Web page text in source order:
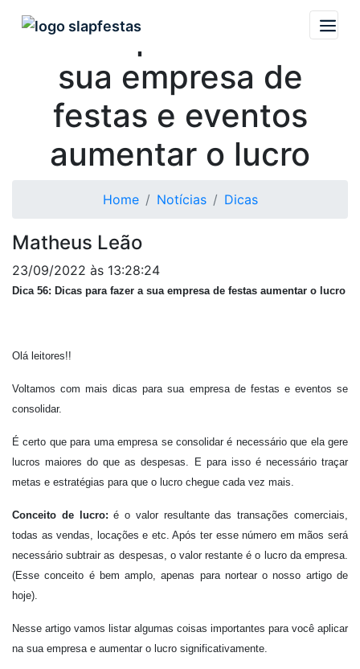
Dicas para fazer a
sua empresa de
festas e eventos
aumentar o lucro
Home Notícias Dicas
Matheus Leão
23/09/2022 às 13:28:24
Dica 56: Dicas para fazer a sua empresa de festas aumentar o lucro
Olá leitores!!
Voltamos com mais dicas para sua empresa de festas e eventos se
consolidar.
É certo que para uma empresa se consolidar é necessário que ela gere
lucros maiores do que as despesas. E para isso é necessário traçar
metas e estratégias para que o lucro chegue cada vez mais.
Conceito de lucro:é o valor resultante das transações comerciais,
todas as vendas, locações e etc. Após ter esse número em mãos será
necessário subtrair as despesas, o valor restante é o lucro da empresa.
(Esse conceito é bem amplo, apenas para nortear o nosso artigo de
hoje).
Nesse artigo vamos listar algumas coisas importantes para você aplicar
na sua empresa e aumentar o lucro significativamente.